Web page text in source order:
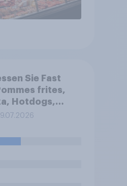
Sie Fast
frites,
Hotdogs,
oder